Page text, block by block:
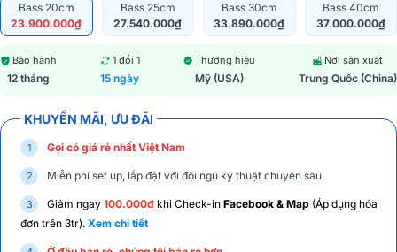
Bass 20cm
23.900.000₫
Bass 25cm
27.540.000₫
Bass 30cm
33.890.000₫
Bass 40cm
37.000.000₫
Bảo hành
12 tháng
1 đổi 1
15 ngày
Thương hiệu
Mỹ (USA)
Nơi sản xuất
Trung Quốc (China)
KHUYẾN MÃI, ƯU ĐÃI
Gọi có giá rẻ nhất Việt Nam
Miễn phí set up, lắp đặt với đội ngũ kỹ thuật chuyên sâu
Giảm ngay 100.000đ khi Check-in Facebook & Map (Áp dụng hóa
đơn trên 3tr). Xem chi tiết